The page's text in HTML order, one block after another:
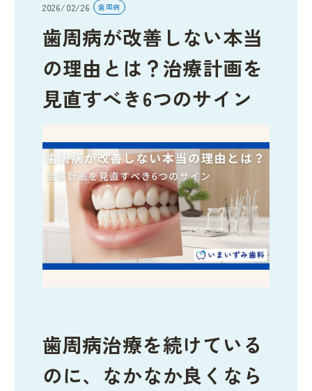
2026/02/26 歯周病
歯周病が改善しない本当
の理由とは？治療計画を
見直すべき6つのサイン
歯周病治療を続けている
のに、なかなか良くなら